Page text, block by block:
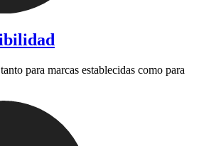
para marcas establecidas como para